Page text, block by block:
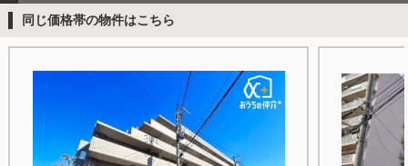
同じ価格帯の物件はこちら